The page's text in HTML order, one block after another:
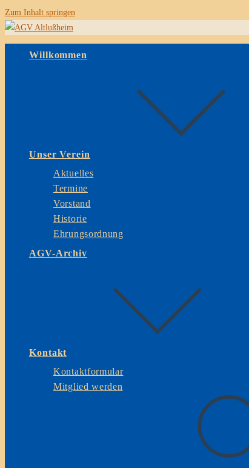
Zum Inhalt springen
Willkommen
Unser Verein
Aktuelles
Termine
Vorstand
Historie
Ehrungsordnung
AGV-Archiv
Kontakt
Kontaktformular
Mitglied werden